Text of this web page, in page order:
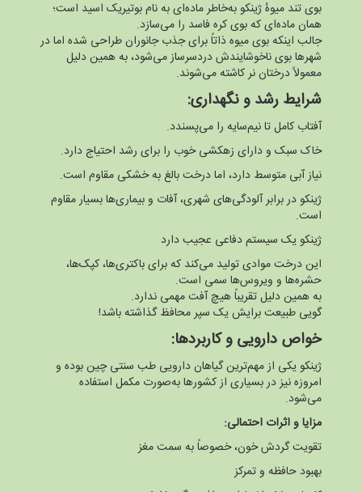
بوی تند میوهٔ ژینکو به‌خاطر ماده‌ای به نام بوتیریک اسید است؛
همان ماده‌ای که بوی کره فاسد را می‌سازد.
جالب اینکه بوی میوه ذاتاً برای جذب جانوران طراحی شده اما در
شهرها بوی ناخوشایندش دردسرساز می‌شود، به همین دلیل
معمولاً درختان نر کاشته می‌شوند.
شرایط رشد و نگهداری:
آفتاب کامل تا نیم‌سایه را می‌پسندد.
خاک سبک و دارای زهکشی خوب را برای رشد احتیاج دارد.
نیاز آبی متوسط دارد، اما درخت بالغ به خشکی مقاوم است.
ژینکو در برابر آلودگی‌های شهری، آفات و بیماری‌ها بسیار مقاوم
است.
ژینکو یک سیستم دفاعی عجیب دارد
این درخت موادی تولید می‌کند که برای باکتری‌ها، کپک‌ها،
حشره‌ها و ویروس‌ها سمی است.
به همین دلیل تقریباً هیچ آفت مهمی ندارد.
گویی طبیعت برایش یک سپر محافظ گذاشته باشد!
خواص دارویی و کاربردها:
ژینکو یکی از مهم‌ترین گیاهان دارویی طب سنتی چین بوده و
امروزه نیز در بسیاری از کشورها به‌صورت مکمل استفاده
می‌شود.
مزایا و اثرات احتمالی:
تقویت گردش خون، خصوصاً به سمت مغز
بهبود حافظه و تمرکز